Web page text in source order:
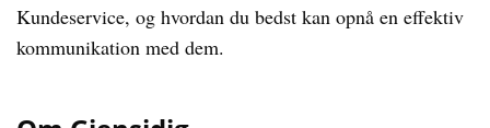
Kundeservice, og hvordan du bedst kan opnå en effektiv
kommunikation med dem.